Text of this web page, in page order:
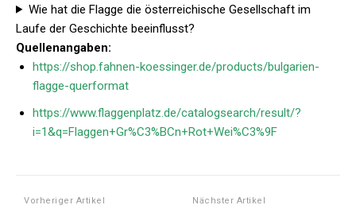
Wie hat die Flagge die österreichische Gesellschaft im
Laufe der Geschichte beeinflusst?
Quellenangaben:
https://shop.fahnen-koessinger.de/products/bulgarien-
flagge-querformat
https://www.flaggenplatz.de/catalogsearch/result/?
i=1&q=Flaggen+Gr%C3%BCn+Rot+Wei%C3%9F
Vorheriger Artikel Nächster Artikel